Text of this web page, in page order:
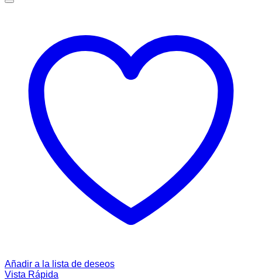
Añadir a la lista de deseos
Vista Rápida